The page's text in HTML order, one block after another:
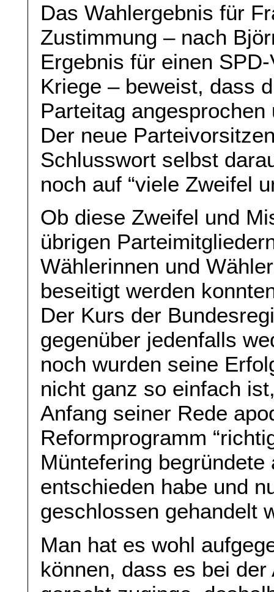
Das Wahlergebnis für
Zustimmung – nach
Ergebnis für einen
Kriege – beweist, dass
Parteitag
Der neue
Schlusswort selbst
noch auf “viele Zweifel
Ob diese Zweifel und
übrigen
Wählerinnen und
beseitigt werden
Der Kurs der
gegenüber jedenfalls
noch wurden seine
nicht ganz so einfach
Anfang seiner Rede
Reformprogramm
Müntefering
entschieden habe und
geschlossen gehandelt
Man hat es wohl
können, dass es bei